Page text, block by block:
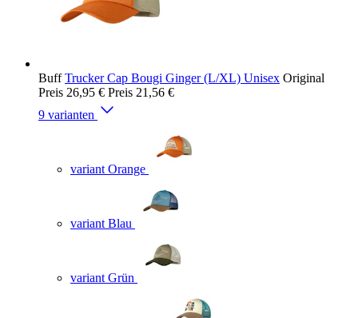
Buff Trucker Cap Bougi Ginger (L/XL) Unisex Original
Preis 26,95 € Preis 21,56 €
9 varianten
variant Orange
variant Blau
variant Grün